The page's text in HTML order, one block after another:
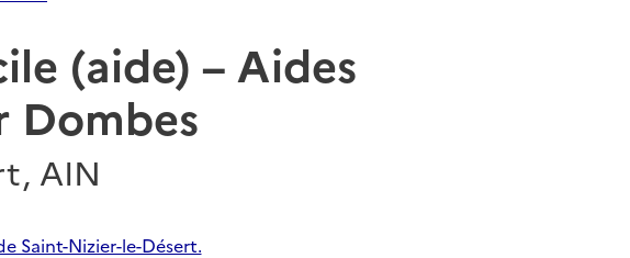
(aide) – Aides
Dombes
AIN
Saint-Nizier-le-Désert.